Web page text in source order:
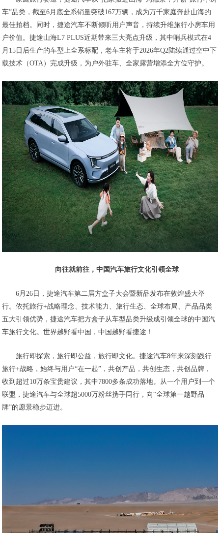
车”品类，截至6月底全系销量突破167万辆，成为万千家庭奔赴山海的
最佳拍档。同时，捷途汽车不断倾听用户声音，持续升维旅行小房车用
户价值。捷途山海L7 PLUS近期带来三大亮点升级，其中哨兵模式在4
月15日后生产的车型上全系标配，老车主将于2026年Q2陆续通过空中下
载技术（OTA）完成升级，为户外驻车、全家露营增添全方位守护。
向往就前往，中国汽车旅行文化引领全球
6月26日，捷途汽车第二届方盒子大会暨新品发布在敦煌盛大举
行。依托旅行+战略理念、技术能力、旅行生态、全球布局、产品品类
五大引领优势，捷途汽车把方盒子从车型品类升级成引领全球的中国汽
车旅行文化。世界越野看中国，中国越野看捷途！
旅行即探索，旅行即公益，旅行即文化。捷途汽车8年来深刻践行
旅行+战略，始终与用户“在一起”，共创产品，共创生态，共创品牌，
收到超过10万条宝贵建议，其中7800多条成功落地。从一个用户到一个
联盟，捷途汽车与全球超5000万粉丝携手同行，向“全球第一越野品
牌”的愿景稳步迈进。